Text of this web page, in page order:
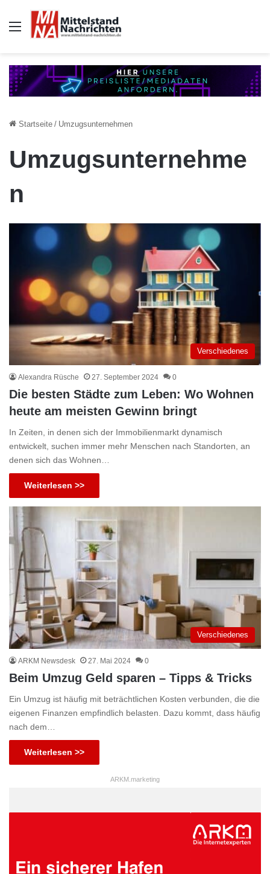
Auswahl
Startseite / Umzugsunternehmen
Umzugsunternehme
n
Verschiedenes
Alexandra Rüsche 27. September 2024 0
Die besten Städte zum Leben: Wo Wohnen
heute am meisten Gewinn bringt
In Zeiten, in denen sich der Immobilienmarkt dynamisch
entwickelt, suchen immer mehr Menschen nach Standorten, an
denen sich das Wohnen…
Weiterlesen >>
Verschiedenes
ARKM Newsdesk 27. Mai 2024 0
Beim Umzug Geld sparen – Tipps & Tricks
Ein Umzug ist häufig mit beträchtlichen Kosten verbunden, die die
eigenen Finanzen empfindlich belasten. Dazu kommt, dass häufig
nach dem…
Weiterlesen >>
ARKM.marketing